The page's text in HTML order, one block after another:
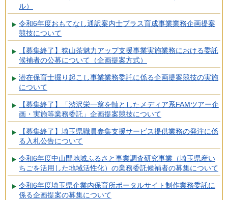
ル）
令和6年度おもてなし通訳案内士プラス育成事業業務企画提案
競技について
【募集終了】狭山茶魅力アップ支援事業実施業務における委託
候補者の公募について（企画提案方式）
潜在保育士掘り起こし事業業務委託に係る企画提案競技の実施
について
【募集終了】「渋沢栄一翁を軸としたメディア系FAMツアー企
画・実施等業務委託」企画提案競技について
【募集終了】埼玉県職員参集支援サービス提供業務の発注に係
る入札公告について
令和6年度中山間地域ふるさと事業調査研究事業（埼玉県産い
ちごを活用した地域活性化）の業務委託候補者の募集について
令和6年度埼玉県企業内保育所ポータルサイト制作業務委託に
係る企画提案の募集について